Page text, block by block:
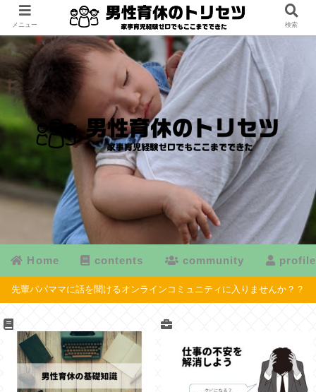
Home contents community profile
先輩パパママに話を聞けるオンラインコミュニティに入りませんか？？
メニュー 検索